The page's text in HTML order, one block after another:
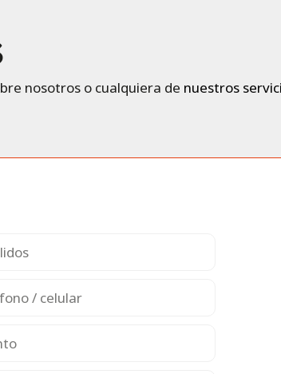
nosotros o cualquiera de nuestros